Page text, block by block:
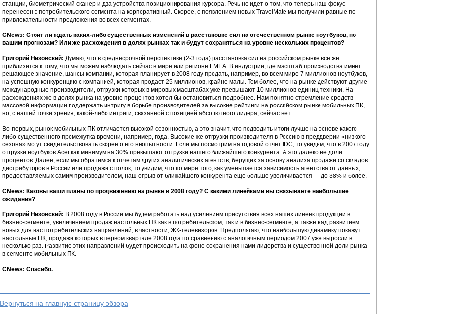
станции, биометрический сканер и два устройства позиционирования курсора. Речь не идет о том, что теперь наш фокус
перенесен с потребительского сегмента на корпоративный. Скорее, с появлением новых TravelMate мы получили равные по
привлекательности предложения во всех сегментах.
CNews: Стоит ли ждать каких-либо существенных изменений в расстановке сил на отечественном рынке ноутбуков, по
вашим прогнозам? Или же расхождения в долях рынках так и будут сохраняться на уровне нескольких процентов?
Григорий Низовский: Думаю, что в среднесрочной перспективе (2-3 года) расстановка сил на российском рынке все же
приблизится к тому, что мы можем наблюдать сейчас в мире или регионе EMEA. В индустрии, где масштаб производства имеет
решающее значение, шансы компании, которая планирует в 2008 году продать, например, во всем мире 7 миллионов ноутбуков,
на успешную конкуренцию с компанией, которая продаст 25 миллионов, крайне малы. Тем более, что на рынке действуют другие
международные производители, отгрузки которых в мировых масштабах уже превышают 10 миллионов единиц техники. На
расхождениях же в долях рынка на уровне процентов хотел бы остановиться подробнее. Нам понятно стремление средств
массовой информации поддержать интригу в борьбе производителей за высокие рейтинги на российском рынке мобильных ПК,
но, с нашей точки зрения, какой-либо интриги, связанной с позицией абсолютного лидера, сейчас нет.
Во-первых, рынок мобильных ПК отличается высокой сезонностью, а это значит, что подводить итоги лучше на основе какого-
либо существенного промежутка времени, например, года. Высокие же отгрузки производителя в Россию в преддверии «низкого
сезона» могут свидетельствовать скорее о его неопытности. Если мы посмотрим на годовой отчет IDC, то увидим, что в 2007 году
отгрузки ноутбуков Acer как минимум на 30% превышают отгрузки нашего ближайшего конкурента. А это далеко не доли
процентов. Далее, если мы обратимся к отчетам других аналитических агентств, берущих за основу анализа продажи со складов
дистрибуторов в России или продажи с полок, то увидим, что по мере того, как уменьшается зависимость агентства от данных,
предоставляемых самим производителем, наш отрыв от ближайшего конкурента еще больше увеличивается — до 38% и более.
CNews: Каковы ваши планы по продвижению на рынке в 2008 году? С какими линейками вы связываете наибольшие
ожидания?
Григорий Низовский: В 2008 году в России мы будем работать над усилением присутствия всех наших линеек продукции в
бизнес-сегменте, увеличением продаж настольных ПК как в потребительском, так и в бизнес-сегменте, а также над развитием
новых для нас потребительских направлений, в частности, ЖК-телевизоров. Предполагаю, что наибольшую динамику покажут
настольные ПК, продажи которых в первом квартале 2008 года по сравнению с аналогичным периодом 2007 уже выросли в
несколько раз. Развитие этих направлений будет происходить на фоне сохранения нами лидерства и существенной доли рынка
в сегменте мобильных ПК.
CNews: Спасибо.
Вернуться на главную страницу обзора